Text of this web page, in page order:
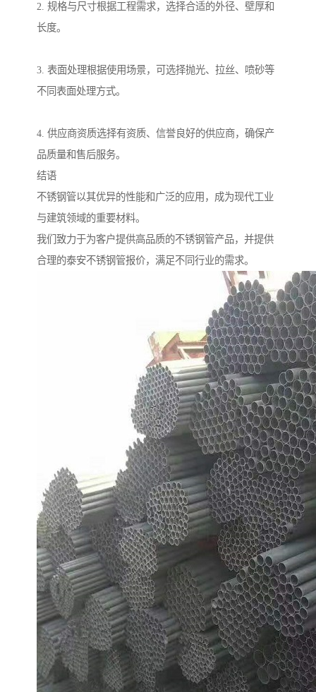
2. 规格与尺寸根据工程需求，选择合适的外径、壁厚和
长度。
3. 表面处理根据使用场景，可选择抛光、拉丝、喷砂等
不同表面处理方式。
4. 供应商资质选择有资质、信誉良好的供应商，确保产
品质量和售后服务。
结语
不锈钢管以其优异的性能和广泛的应用，成为现代工业
与建筑领域的重要材料。
我们致力于为客户提供高品质的不锈钢管产品，并提供
合理的泰安不锈钢管报价，满足不同行业的需求。